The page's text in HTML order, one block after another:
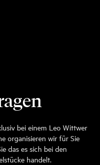
bei einem Leo Wittwer
organisieren wir für Sie
das es sich bei den
handelt.